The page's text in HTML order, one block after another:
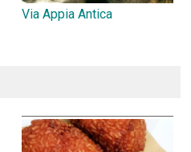
Via Appia Antica